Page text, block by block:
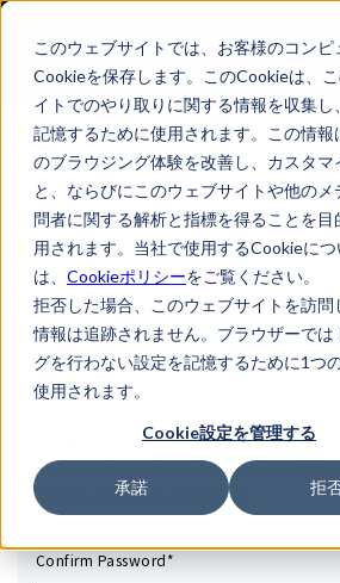
このウェブサイトでは、お客様のコンピ
Cookieを保存します。このCookieは、
イトでのやり取りに関する情報を収集し
記憶するために使用されます。この情報
のブラウジング体験を改善し、カスタマ
と、ならびにこのウェブサイトや他のメ
問者に関する解析と指標を得ることを目
用されます。当社で使用するCookieに
は、 Cookieポリシーをご覧ください。
拒否した場合、このウェブサイトを訪問
情報は追跡されません。ブラウザーでは
グを行わない設定を記憶するために1つ
使用されます。
Cookie設定を管理する
承諾 拒
無料会員登
Email*
Password*
Password must be at least 12 characters
least 3 of the following: a lowercase letter,
number, or a special character
Confirm Password*